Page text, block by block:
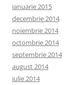
ianuarie 2015
decembrie 2014
noiembrie 2014
octombrie 2014
septembrie 2014
august 2014
iulie 2014